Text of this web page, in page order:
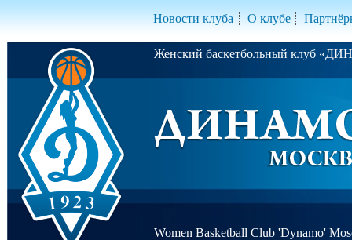
Новости клуба О клубе
Женский баскетбольный клуб
Women Basketball Club 'Dynamo'